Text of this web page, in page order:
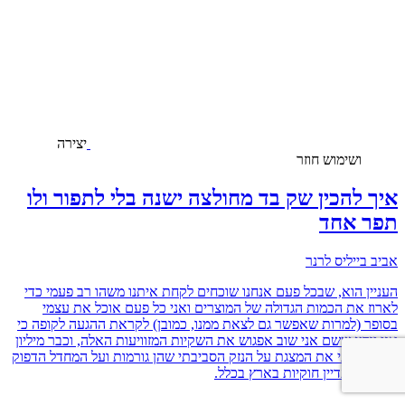
יצירה
ושימוש חוזר
איך להכין שק בד מחולצה ישנה בלי לתפור ולו
תפר אחד
אביב בייליס לרנר
העניין הוא, שבכל פעם אנחנו שוכחים לקחת איתנו משהו רב פעמי כדי
לארוז את הכמות הגדולה של המוצרים ואני כל פעם אוכל את עצמי
בסופר (למרות שאפשר גם לצאת ממנו, כמובן) לקראת ההגעה לקופה כי
אני יודע ששם אני שוב אפגוש את השקיות המזוויעות האלה, וכבר מיליון
פעם ראיתי את המצגת על הנזק הסביבתי שהן גורמות ועל המחדל הדפוק
הזה שהן עדיין חוקיות בארץ בכלל.